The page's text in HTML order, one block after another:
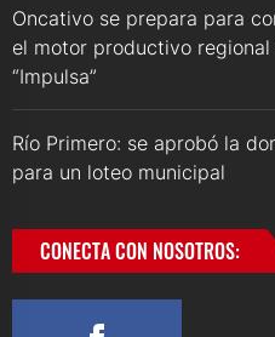
Oncativo se prepara para
el motor productivo
“Impulsa”
Río Primero: se aprobó la
para un loteo municipal
CONECTA CON NOSOTROS: